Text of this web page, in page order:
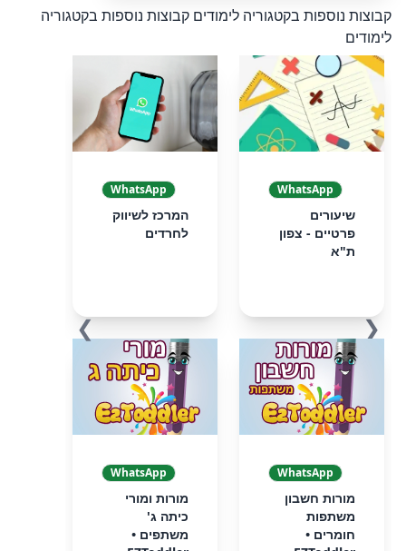
קבוצות נוספות בקטגוריה לימודים קבוצות נוספות בקטגוריה
לימודים
❮
WhatsApp
שיעורים
פרטיים - צפון
ת"א
WhatsApp
המרכז לשיווק
לחרדים
WhatsApp
מורות חשבון
משתפות
חומרים •
WhatsApp
מורות ומורי
כיתה ג'
משתפים •
❯